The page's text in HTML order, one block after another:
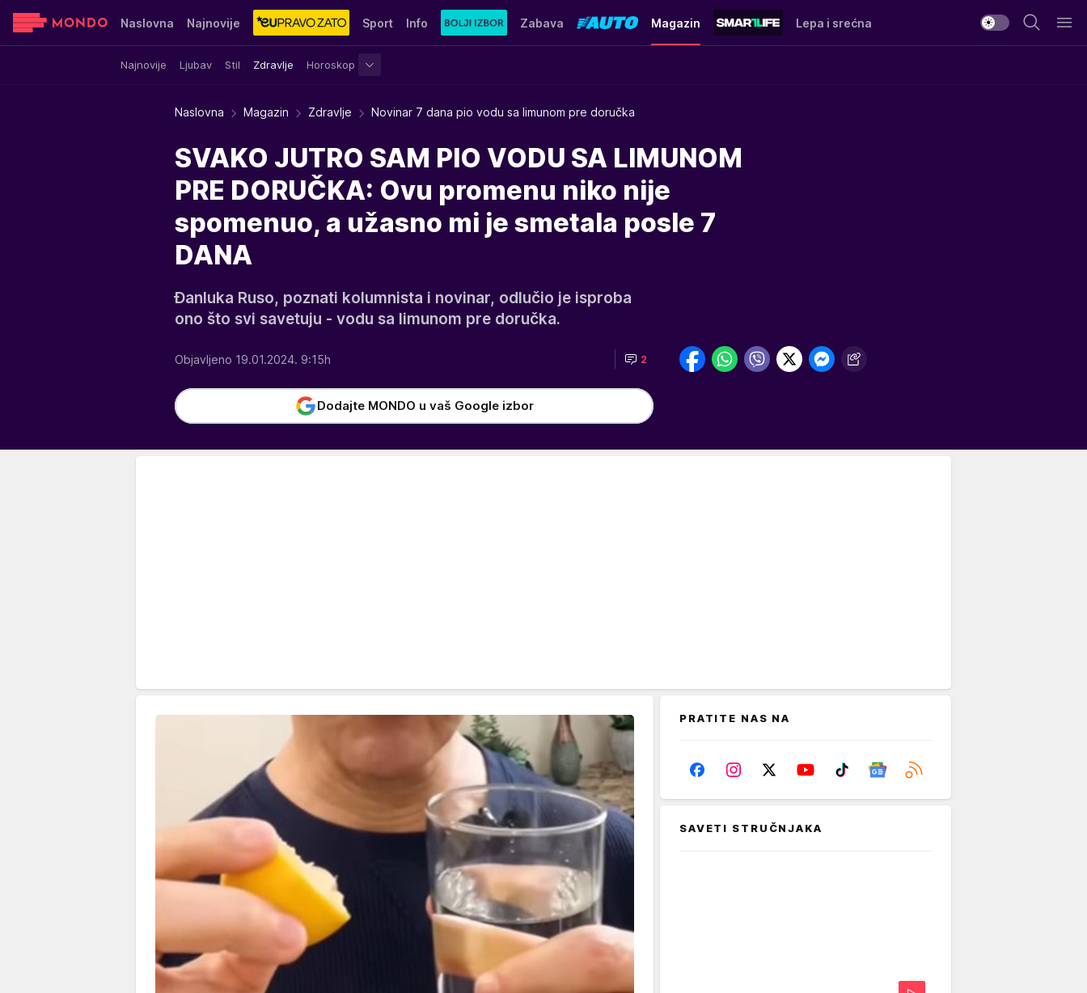
Naslovna Najnovije Sport Info Zabava Magazin
Najnovije Ljubav Stil Zdravlje Horoskop
Lepa i srećna
Sensa Stvar ukusa Yumama
Naslovna Magazin Zdravlje Novinar 7 dana pio vodu sa limunom pre doručka
SVAKO JUTRO SAM PIO VODU SA LIMUNOM
PRE DORUČKA: Ovu promenu niko nije
spomenuo, a užasno mi je smetala posle 7
DANA
Đanluka Ruso, poznati kolumnista i novinar, odlučio je isproba
ono što svi savetuju - vodu sa limunom pre doručka.
Objavljeno 19.01.2024. 9:15h 2
Dodajte MONDO u vaš Google izbor
PRATITE NAS NA
SAVETI STRUČNJAKA